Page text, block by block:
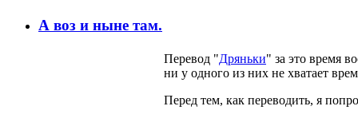
А воз и ныне там.
Перевод "Дряньки" за это время
ни у одного из них не хватает
Перед тем, как переводить, я